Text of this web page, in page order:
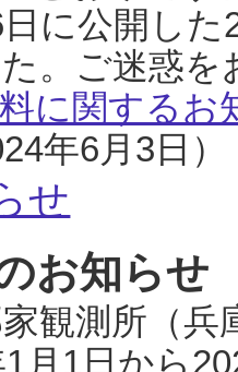
に公開し
。ご迷惑
に関するお
年6月3日）
せ
お知らせ
観測所（
月1日から